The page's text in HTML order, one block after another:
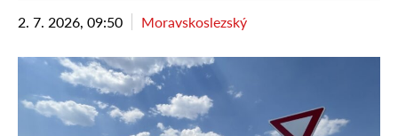
2. 7. 2026, 09:50 Moravskoslezský